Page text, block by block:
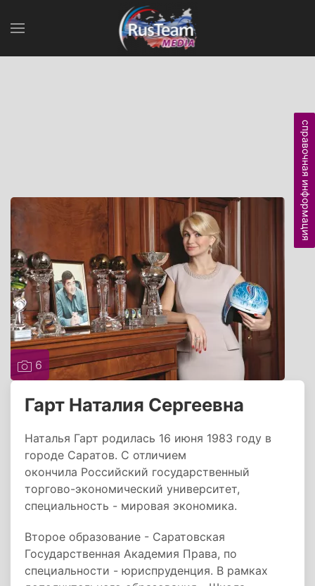
6
Гарт Наталия Сергеевна
Наталья Гарт родилась 16 июня 1983 году в
городе Саратов. C отличием
окончила Российский государственный
торгово-экономический университет,
специальность - мировая экономика.
Второе образование - Саратовская
Государственная Академия Права, по
специальности - юриспруденция. В рамках
справочная информация